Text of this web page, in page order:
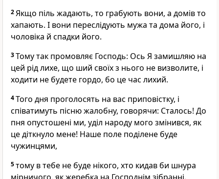
2Якщо піль жадають, то грабують вони, а домів то
хапають. І вони переслідують мужа та дома його, і
чоловіка й спадки його.
3Тому так промовляє Господь: Ось Я замишляю на
цей рід лихе, що ший своїх з нього не визволите, і
ходити не будете гордо, бо це час лихий.
4Того дня проголосять на вас приповістку, і
співатимуть пісню жалобну, говорячи: Сталось! До
пня опустошені ми, уділ народу мого змінився, як
це діткнуло мене! Наше поле поділене буде
чужинцями,
5тому в тебе не буде нікого, хто кидав би шнура